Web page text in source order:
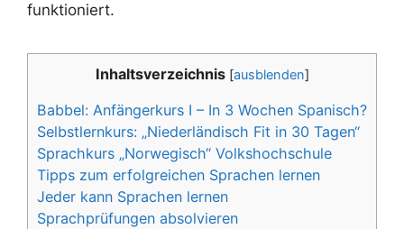
funktioniert.
Inhaltsverzeichnis [ausblenden]
Babbel: Anfängerkurs I – In 3 Wochen Spanisch?
Selbstlernkurs: „Niederländisch Fit in 30 Tagen“
Sprachkurs „Norwegisch“ Volkshochschule
Tipps zum erfolgreichen Sprachen lernen
Jeder kann Sprachen lernen
Sprachprüfungen absolvieren